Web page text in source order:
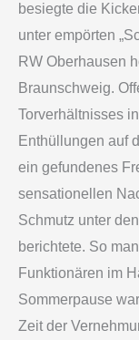
besiegte die
unter empörten
RW Oberhausen
Braunschweig.
Torverhältnisses
Enthüllungen auf
ein gefundenes
sensationellen
Schmutz unter
berichtete. So
Funktionären im
Sommerpause
Zeit der